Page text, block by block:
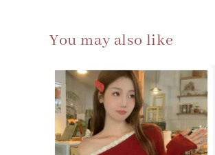
You may also like